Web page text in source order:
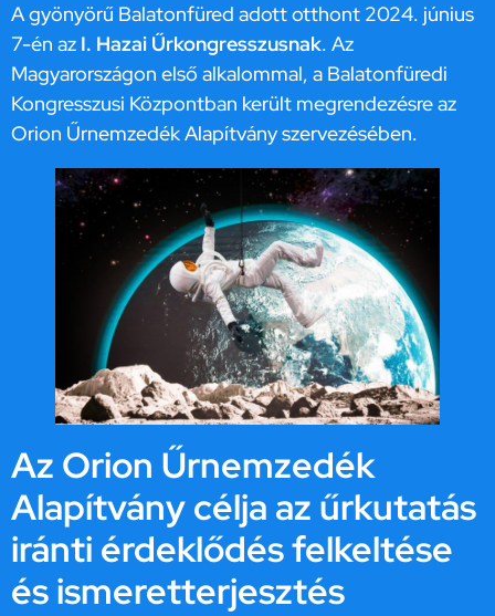
A gyönyörű Balatonfüred adott otthont 2024. június
7-én az I. Hazai Űrkongresszusnak. Az
Magyarországon első alkalommal, a Balatonfüredi
Kongresszusi Központban került megrendezésre az
Orion Űrnemzedék Alapítvány szervezésében.
Az Orion Űrnemzedék
Alapítvány célja az űrkutatás
iránti érdeklődés felkeltése
és ismeretterjesztés